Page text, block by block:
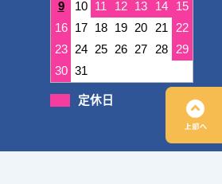
9
10 11 12 13 14
15
16
17 18 19 20 21
22
23 24 25 26 27 28
29
30 31
定休日